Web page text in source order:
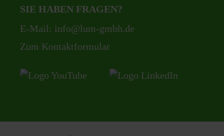
SIE HABEN FRAGEN?
E-Mail: info@lum-gmbh.de
Zum Kontaktformular